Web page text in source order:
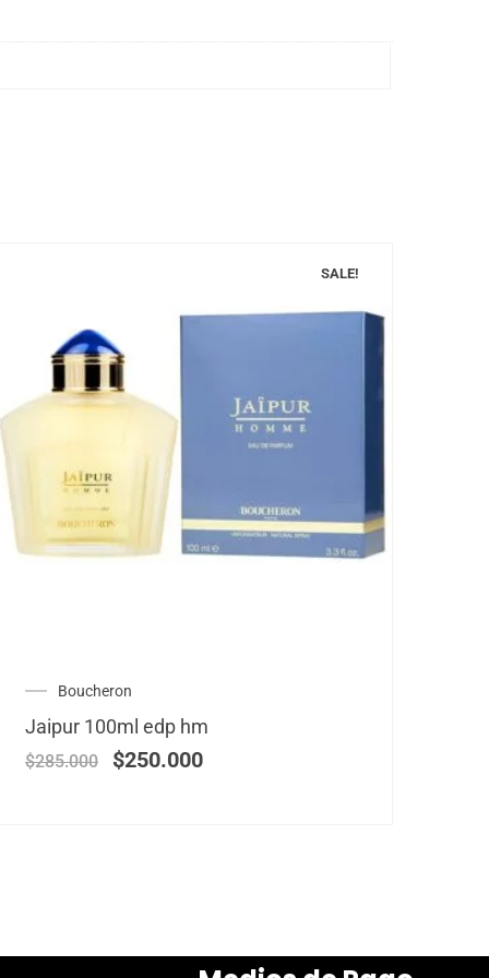
SALE!
Boucheron
Jaipur 100ml edp hm
$285.000 $250.000